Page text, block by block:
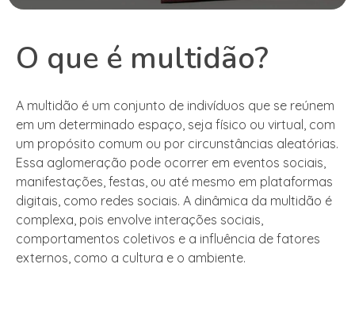
O que é multidão?
A multidão é um conjunto de indivíduos que se reúnem
em um determinado espaço, seja físico ou virtual, com
um propósito comum ou por circunstâncias aleatórias.
Essa aglomeração pode ocorrer em eventos sociais,
manifestações, festas, ou até mesmo em plataformas
digitais, como redes sociais. A dinâmica da multidão é
complexa, pois envolve interações sociais,
comportamentos coletivos e a influência de fatores
externos, como a cultura e o ambiente.